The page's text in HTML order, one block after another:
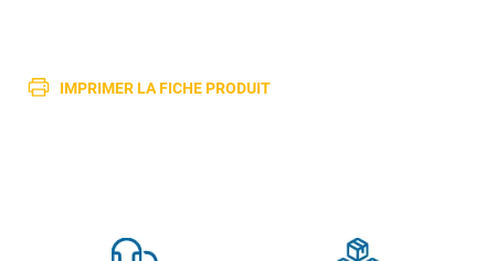
IMPRIMER LA FICHE PRODUIT